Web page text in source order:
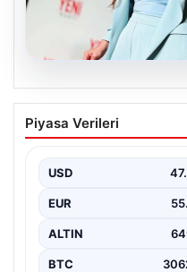
Manisa’da
Parti İl Başkanı
Manisa'da yaşanan
gözaltına…
Piyasa Verileri
USD
EUR
ALTIN
BTC